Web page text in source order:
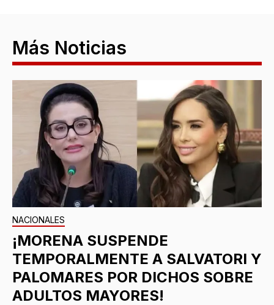
Más Noticias
NACIONALES
¡MORENA SUSPENDE
TEMPORALMENTE A SALVATORI Y
PALOMARES POR DICHOS SOBRE
ADULTOS MAYORES!